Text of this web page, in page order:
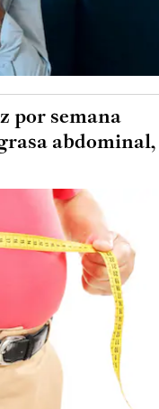
por semana
abdominal,